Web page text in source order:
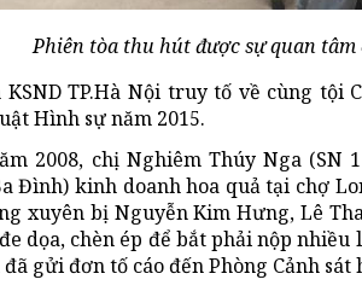
Phiên tòa thu hút được sự quan
KSND TP.Hà Nội truy tố về cùng
Hình sự năm 2015.
2008, chị Nghiêm Thúy Nga (SN
Đình) kinh doanh hoa quả tại chợ
xuyên bị Nguyễn Kim Hưng, Lê
dọa, chèn ép để bắt phải nộp nhiều
gửi đơn tố cáo đến Phòng Cảnh sát